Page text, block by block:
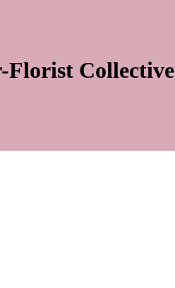
Florist Collective